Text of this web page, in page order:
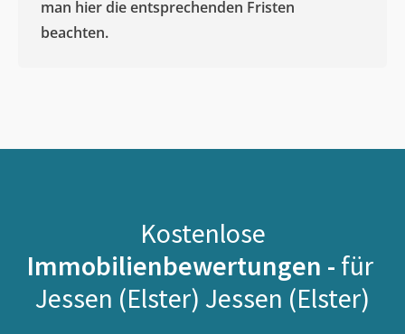
man hier die entsprechenden Fristen
beachten.
Kostenlose
Immobilienbewertungen - für
Jessen (Elster) Jessen (Elster)